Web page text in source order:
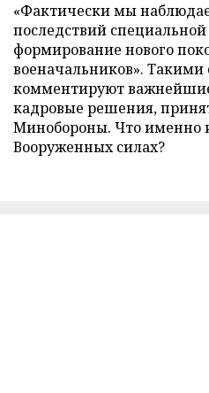
«Фактически мы
последствий
формирование нового
военачальников».
комментируют
кадровые решения,
Минобороны. Что именно
Вооруженных силах?